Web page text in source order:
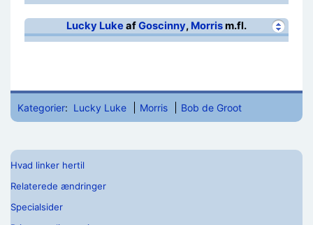
Lucky Luke afGoscinny, Morrism.fl.
Kategorier: Lucky Luke Morris Bob de Groot
Hvad linker hertil
Relaterede ændringer
Specialsider